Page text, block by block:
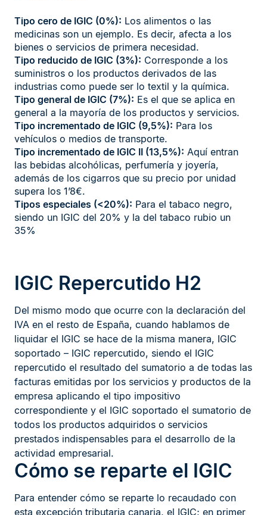
Tipo cero de IGIC (0%): Los alimentos o las
medicinas son un ejemplo. Es decir, afecta a los
bienes o servicios de primera necesidad.
Tipo reducido de IGIC (3%): Corresponde a los
suministros o los productos derivados de las
industrias como puede ser lo textil y la química.
Tipo general de IGIC (7%): Es el que se aplica en
general a la mayoría de los productos y servicios.
Tipo incrementado de IGIC (9,5%): Para los
vehículos o medios de transporte.
Tipo incrementado de IGIC II (13,5%): Aquí entran
las bebidas alcohólicas, perfumería y joyería,
además de los cigarros que su precio por unidad
supera los 1’8€.
Tipos especiales (<20%): Para el tabaco negro,
siendo un IGIC del 20% y la del tabaco rubio un
35%
IGIC Repercutido H2
Del mismo modo que ocurre con la declaración del
IVA en el resto de España, cuando hablamos de
liquidar el IGIC se hace de la misma manera, IGIC
soportado – IGIC repercutido, siendo el IGIC
repercutido el resultado del sumatorio a de todas las
facturas emitidas por los servicios y productos de la
empresa aplicando el tipo impositivo
correspondiente y el IGIC soportado el sumatorio de
todos los productos adquiridos o servicios
prestados indispensables para el desarrollo de la
actividad empresarial.
Cómo se reparte el IGIC
Para entender cómo se reparte lo recaudado con
esta excepción tributaria canaria, el IGIC; en primer